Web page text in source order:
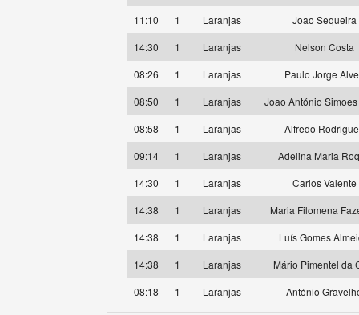
11:10
1 Laranjas
Joao Sequeira
14:30
1 Laranjas
Nelson Costa
08:26
1 Laranjas
Paulo Jorge
08:50
1 Laranjas
Joao António
08:58
1 Laranjas
Alfredo
09:14
1 Laranjas
Adelina Maria
14:30
1 Laranjas
Carlos Valente
14:38
1 Laranjas
Maria Filomena
14:38
1 Laranjas
Luís Gomes
14:38
1 Laranjas
Mário Pimentel da
08:18
1 Laranjas António